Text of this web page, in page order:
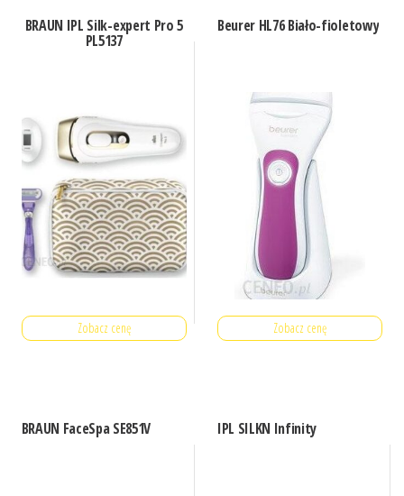
BRAUN IPL Silk-expert Pro 5
PL5137
Zobacz cenę
Beurer HL76 Biało-fioletowy
Zobacz cenę
BRAUN FaceSpa SE851V IPL SILKN Infinity